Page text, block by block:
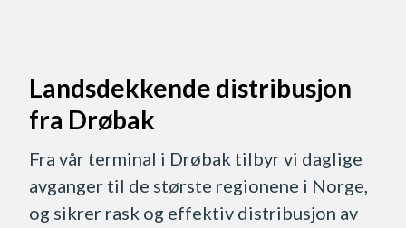
Landsdekkende distribusjon
fra Drøbak
Fra vår terminal i Drøbak tilbyr vi daglige
avganger til de største regionene i Norge,
og sikrer rask og effektiv distribusjon av